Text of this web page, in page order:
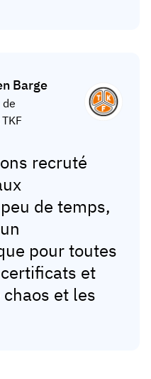
Barge
recruté
de temps,
pour toutes
et
et les